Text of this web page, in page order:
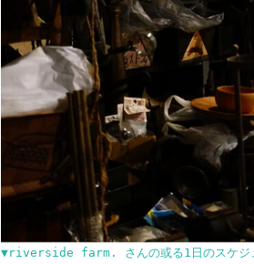
▼riverside farm. さんの或る1日のスケジュ